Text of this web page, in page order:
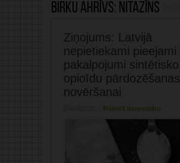
Birku ahrīvs: nitazīns
Ziņojums: Latvijā
nepietiekami pieejami
pakalpojumi sintētisko
opioīdu pārdozēšanas
novēršanai
Rakstīt komentāru